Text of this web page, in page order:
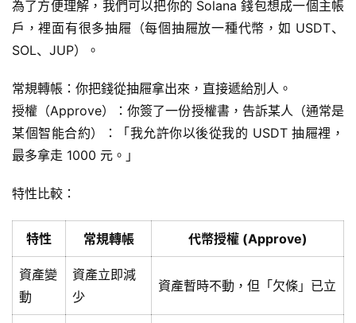
為了方便理解，我們可以把你的 Solana 錢包想成一個主帳
戶，裡面有很多抽屜（每個抽屜放一種代幣，如 USDT、
SOL、JUP）。
常規轉帳：你把錢從抽屜拿出來，直接遞給別人。
授權（Approve）：你簽了一份授權書，告訴某人（通常是
某個智能合約）：「我允許你以後從我的 USDT 抽屜裡，
最多拿走 1000 元。」
特性比較：
特性 常規轉帳 代幣授權 (Approve)
資產變
動
資產立即減
少
資產暫時不動，但「欠條」已立